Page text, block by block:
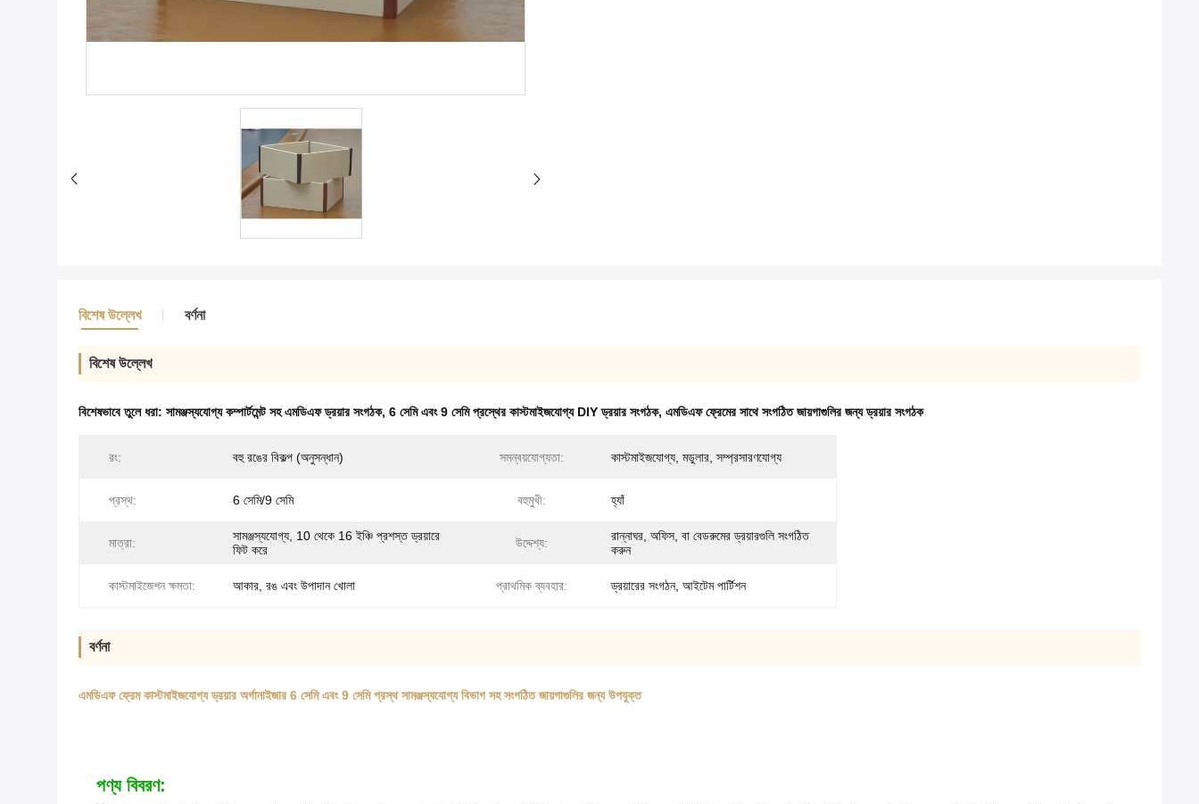
বিশেষ উল্লেখ বর্ণনা
বিশেষ উল্লেখ
বিশেষভাবে তুলে ধরা: সামঞ্জস্যযোগ্য কম্পার্টমেন্ট সহ এমডিএফ ড্রয়ার সংগঠক, 6 সেমি এবং 9 সেমি প্রস্থের কাস্টমাইজযোগ্য DIY ড্রয়ার সংগঠক, এমডিএফ ফ্রেমের সাথে সংগঠিত জায়গাগুলির জন্য ড্রয়ার সংগঠক
রং: বহু রঙের বিকল্প (অনুসন্ধান) সমন্বয়যোগ্যতা: কাস্টমাইজযোগ্য, মডুলার, সম্প্রসারণযোগ্য
প্রস্থ: 6 সেমি/9 সেমি বহুমুখী: হ্যাঁ
মাত্রা:
সামঞ্জস্যযোগ্য, 10 থেকে 16 ইঞ্চি প্রশস্ত ড্রয়ারে
ফিট করে
উদ্দেশ্য:
রান্নাঘর, অফিস, বা বেডরুমের ড্রয়ারগুলি সংগঠিত
করুন
কাস্টমাইজেশন ক্ষমতা: আকার, রঙ এবং উপাদান খোলা প্রাথমিক ব্যবহার: ড্রয়ারের সংগঠন, আইটেম পার্টিশন
বর্ণনা
এমডিএফ ফ্রেম কাস্টমাইজযোগ্য ড্রয়ার অর্গানাইজার 6 সেমি এবং 9 সেমি প্রস্থ সামঞ্জস্যযোগ্য বিভাগ সহ সংগঠিত জায়গাগুলির জন্য উপযুক্ত
পণ্য বিবরণ: